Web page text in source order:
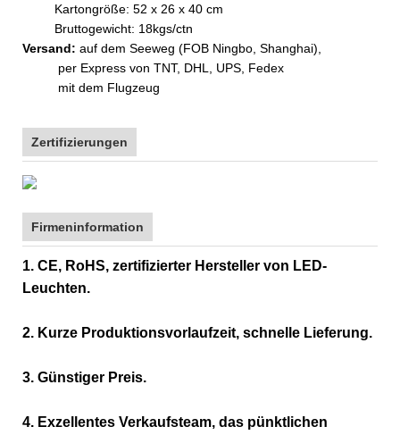
Kartongröße: 52 x 26 x 40 cm
Bruttogewicht: 18kgs/ctn
Versand: auf dem Seeweg (FOB Ningbo, Shanghai),
per Express von TNT, DHL, UPS, Fedex
mit dem Flugzeug
Zertifizierungen
Firmeninformation
1. CE, RoHS, zertifizierter Hersteller von LED-
Leuchten.
2. Kurze Produktionsvorlaufzeit, schnelle Lieferung.
3. Günstiger Preis.
4. Exzellentes Verkaufsteam, das pünktlichen